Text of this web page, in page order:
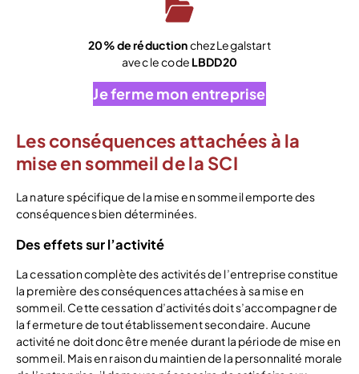
20% de réductionchez Legalstart
avec le code LBDD20
Je ferme mon entreprise
Les conséquences attachées à la
mise en sommeil de la SCI
La nature spécifique de la mise en sommeil emporte des
conséquences bien déterminées.
Des effets sur l’activité
La cessation complète des activités de l’entreprise constitue
la première des conséquences attachées à sa mise en
sommeil. Cette cessation d’activités doit s’accompagner de
la fermeture de tout établissement secondaire. Aucune
activité ne doit donc être menée durant la période de mise en
sommeil. Mais en raison du maintien de la personnalité morale